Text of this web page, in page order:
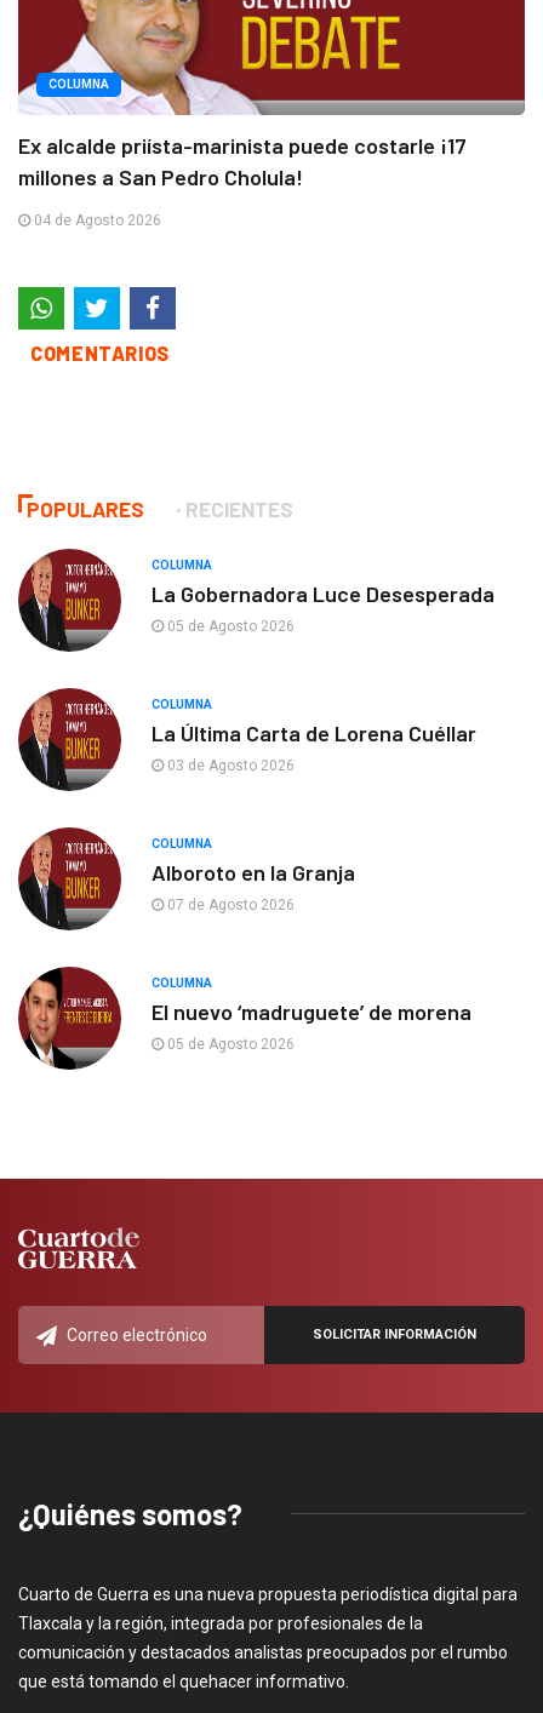
COLUMNA
Ex alcalde priísta-marinista puede costarle ¡17
millones a San Pedro Cholula!
04 de Agosto 2026
COMENTARIOS
POPULARES RECIENTES
COLUMNA
La Gobernadora Luce Desesperada
05 de Agosto 2026
COLUMNA
La Última Carta de Lorena Cuéllar
03 de Agosto 2026
COLUMNA
Alboroto en la Granja
07 de Agosto 2026
COLUMNA
El nuevo ‘madruguete’ de morena
05 de Agosto 2026
¿Quiénes somos?
Cuarto de Guerra es una nueva propuesta periodística digital para
Tlaxcala y la región, integrada por profesionales de la
comunicación y destacados analistas preocupados por el rumbo
que está tomando el quehacer informativo.